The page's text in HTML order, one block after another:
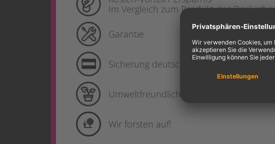
Im Vergleich zum Produkt des
Garantie
Sicherung deutscher
Umweltfreundlich
nature_people Wir forsten auf!